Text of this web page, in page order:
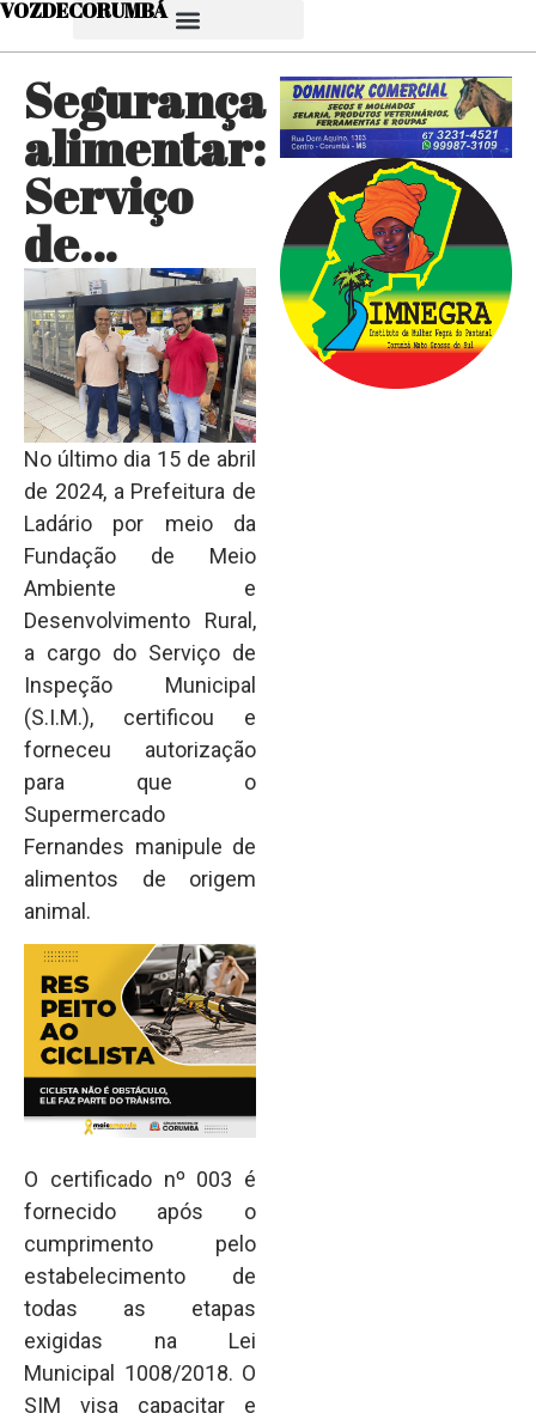
VOZDECORUMBÁ
Segurança
alimentar:
Serviço
de…
No último dia 15 de abril
de 2024, a Prefeitura de
Ladário por meio da
Fundação de Meio
Ambiente e
Desenvolvimento Rural,
a cargo do Serviço de
Inspeção Municipal
(S.I.M.), certificou e
forneceu autorização
para que o
Supermercado
Fernandes manipule de
alimentos de origem
animal.
O certificado nº 003 é
fornecido após o
cumprimento pelo
estabelecimento de
todas as etapas
exigidas na Lei
Municipal 1008/2018. O
SIM visa capacitar e